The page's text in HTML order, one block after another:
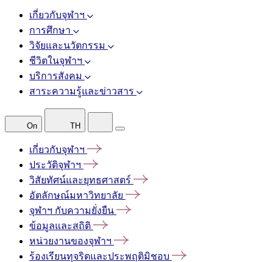
เกี่ยวกับจุฬาฯ
การศึกษา
วิจัยและนวัตกรรม
ชีวิตในจุฬาฯ
บริการสังคม
สาระความรู้และข่าวสาร
On TH
เกี่ยวกับจุฬาฯ
ประวัติจุฬาฯ
วิสัยทัศน์และยุทธศาสตร์
อัตลักษณ์มหาวิทยาลัย
จุฬาฯ กับความยั่งยืน
ข้อมูลและสถิติ
หน่วยงานของจุฬาฯ
ร้องเรียนทุจริตและประพฤติมิชอบ